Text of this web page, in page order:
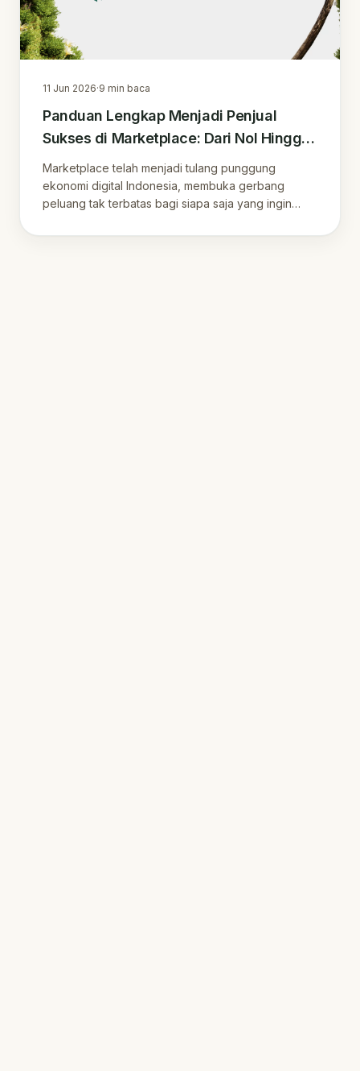
11 Jun 2026·9 min baca
Panduan Lengkap Menjadi Penjual
Sukses di Marketplace: Dari Nol Hingga
Loyalitas Pelanggan
Marketplace telah menjadi tulang punggung
ekonomi digital Indonesia, membuka gerbang
peluang tak terbatas bagi siapa saja yang ingin